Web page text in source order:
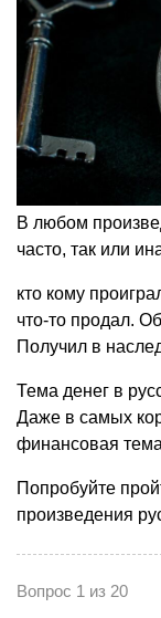
В любом
часто, так или
кто кому
что-то продал.
Получил в
Тема денег в
Даже в самых
финансовая
Попробуйте
произведения
Вопрос 1 из 20